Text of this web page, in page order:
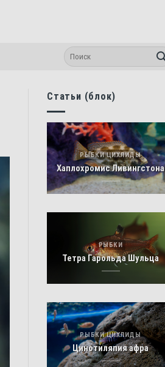
Статьи (блок)
РЫБКИ ЦИХЛИДЫ
Хаплохромис Ливингстона
РЫБКИ
Тетра Гарольда Шульца
РЫБКИ ЦИХЛИДЫ
Цинотиляпия афра